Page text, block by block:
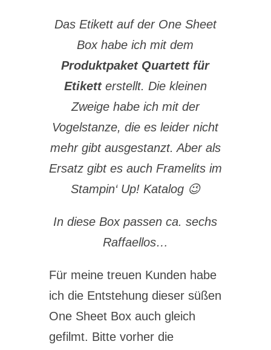
Das Etikett auf der One Sheet
Box habe ich mit dem
Produktpaket Quartett für
Etiketterstellt. Die kleinen
Zweige habe ich mit der
Vogelstanze, die es leider nicht
mehr gibt ausgestanzt. Aber als
Ersatz gibt es auch Framelits im
Stampin‘ Up! Katalog 😉
In diese Box passen ca. sechs
Raffaellos…
Für meine treuen Kunden habe
ich die Entstehung dieser süßen
One Sheet Box auch gleich
gefilmt. Bitte vorher die